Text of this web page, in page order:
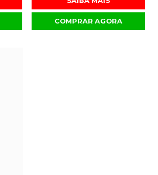
COMPRAR AGORA